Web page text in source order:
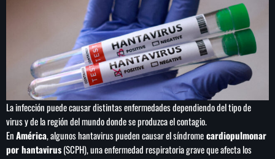
La infección puede causar distintas enfermedades dependiendo del tipo de
virus y de la región del mundo donde se produzca el contagio.
EnAmérica, algunos hantavirus pueden causar el síndromecardiopulmonar
por hantavirus(SCPH), una enfermedad respiratoria grave que afecta los